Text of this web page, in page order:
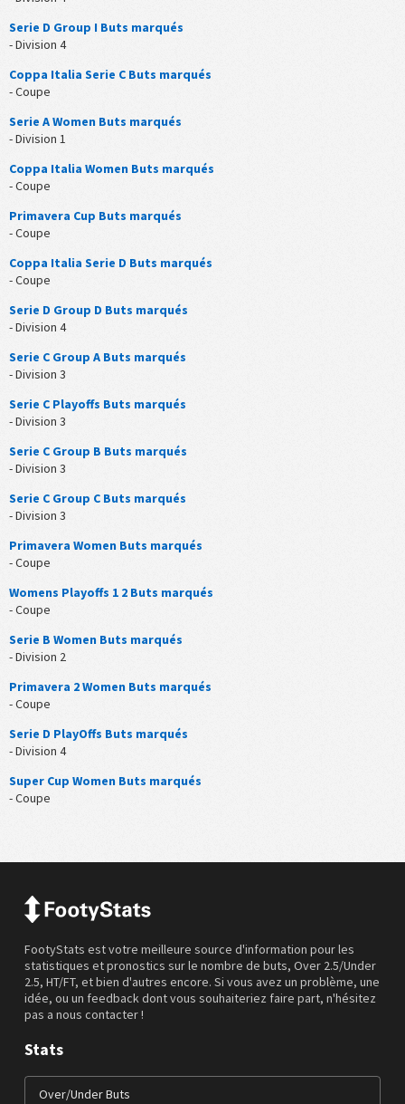
Serie D Group I Buts marqués
- Division 4
Coppa Italia Serie C Buts marqués
- Coupe
Serie A Women Buts marqués
- Division 1
Coppa Italia Women Buts marqués
- Coupe
Primavera Cup Buts marqués
- Coupe
Coppa Italia Serie D Buts marqués
- Coupe
Serie D Group D Buts marqués
- Division 4
Serie C Group A Buts marqués
- Division 3
Serie C Playoffs Buts marqués
- Division 3
Serie C Group B Buts marqués
- Division 3
Serie C Group C Buts marqués
- Division 3
Primavera Women Buts marqués
- Coupe
Womens Playoffs 1 2 Buts marqués
- Coupe
Serie B Women Buts marqués
- Division 2
Primavera 2 Women Buts marqués
- Coupe
Serie D PlayOffs Buts marqués
- Division 4
Super Cup Women Buts marqués
- Coupe
FootyStats est votre meilleure source d'information pour les
statistiques et pronostics sur le nombre de buts, Over 2.5/Under
2.5, HT/FT, et bien d'autres encore. Si vous avez un problème, une
idée, ou un feedback dont vous souhaiteriez faire part, n'hésitez
pas a nous contacter !
Stats
Over/Under Buts